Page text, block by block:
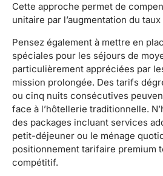
Cette approche permet de
unitaire par l’augmentation du taux
Pensez également à mettre en
spéciales pour les séjours de
particulièrement appréciées par
mission prolongée. Des tarifs
ou cinq nuits consécutives
face à l’hôtellerie traditionnelle.
des packages incluant services
petit-déjeuner ou le ménage
positionnement tarifaire premium
compétitif.